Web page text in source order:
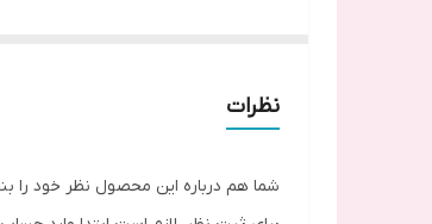
نظرات
شما هم درباره این محصول نظر خود را